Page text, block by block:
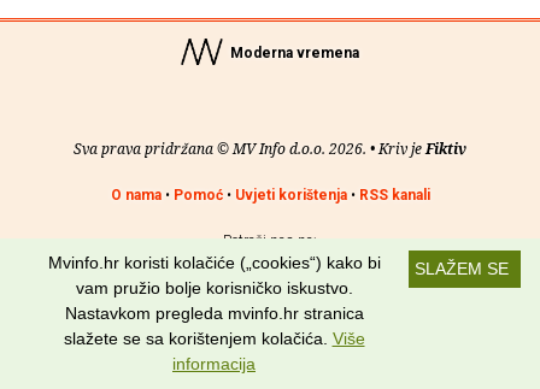
Moderna vremena
Sva prava pridržana © MV Info d.o.o. 2026. • Kriv jeFiktiv
O nama• Pomoć• Uvjeti korištenja• RSS kanali
Potraži nas na:
SLAŽEM SE
Mvinfo.hr koristi kolačiće („cookies“) kako bi
vam pružio bolje korisničko iskustvo.
Nastavkom pregleda mvinfo.hr stranica
slažete se sa korištenjem kolačića. Više
informacija